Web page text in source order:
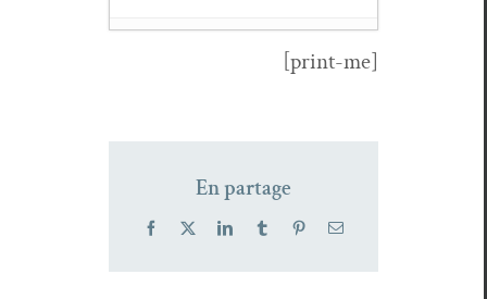
Dis­so­
RevueDis­so­
nancesn°42,
sep­tem­bre 2022
[print-me]
En partage
Facebook LinkedInTumblr PinterestEmail